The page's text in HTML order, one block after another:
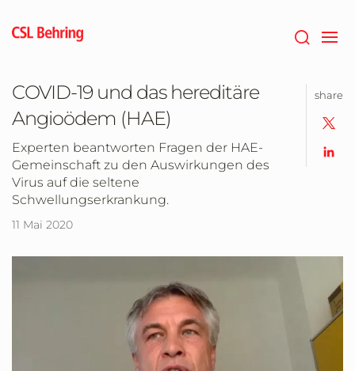
Hauptinhalt
springen
COVID-19 und das hereditäre
Angioödem (HAE)
Experten beantworten Fragen der HAE-
Gemeinschaft zu den Auswirkungen des
Virus auf die seltene
Schwellungserkrankung.
11 Mai 2020
share